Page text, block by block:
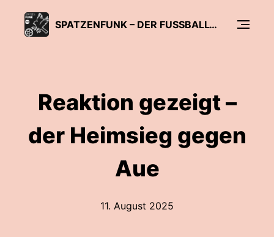
SPATZENFUNK – DER FUSSBALL-PODCAST DER SÜDWEST PRESSE
Reaktion gezeigt –
der Heimsieg gegen
Aue
11. August 2025